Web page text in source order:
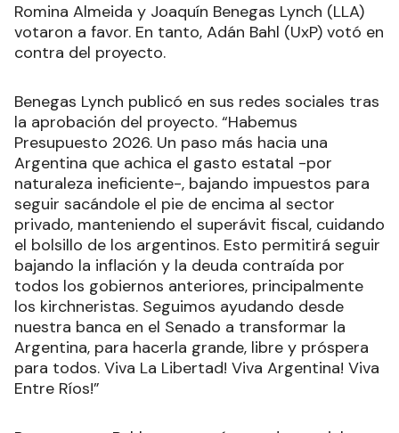
Romina Almeida y Joaquín Benegas Lynch (LLA)
votaron a favor. En tanto, Adán Bahl (UxP) votó en
contra del proyecto.
Benegas Lynch publicó en sus redes sociales tras
la aprobación del proyecto. “Habemus
Presupuesto 2026. Un paso más hacia una
Argentina que achica el gasto estatal -por
naturaleza ineficiente-, bajando impuestos para
seguir sacándole el pie de encima al sector
privado, manteniendo el superávit fiscal, cuidando
el bolsillo de los argentinos. Esto permitirá seguir
bajando la inflación y la deuda contraída por
todos los gobiernos anteriores, principalmente
los kirchneristas. Seguimos ayudando desde
nuestra banca en el Senado a transformar la
Argentina, para hacerla grande, libre y próspera
para todos. Viva La Libertad! Viva Argentina! Viva
Entre Ríos!”